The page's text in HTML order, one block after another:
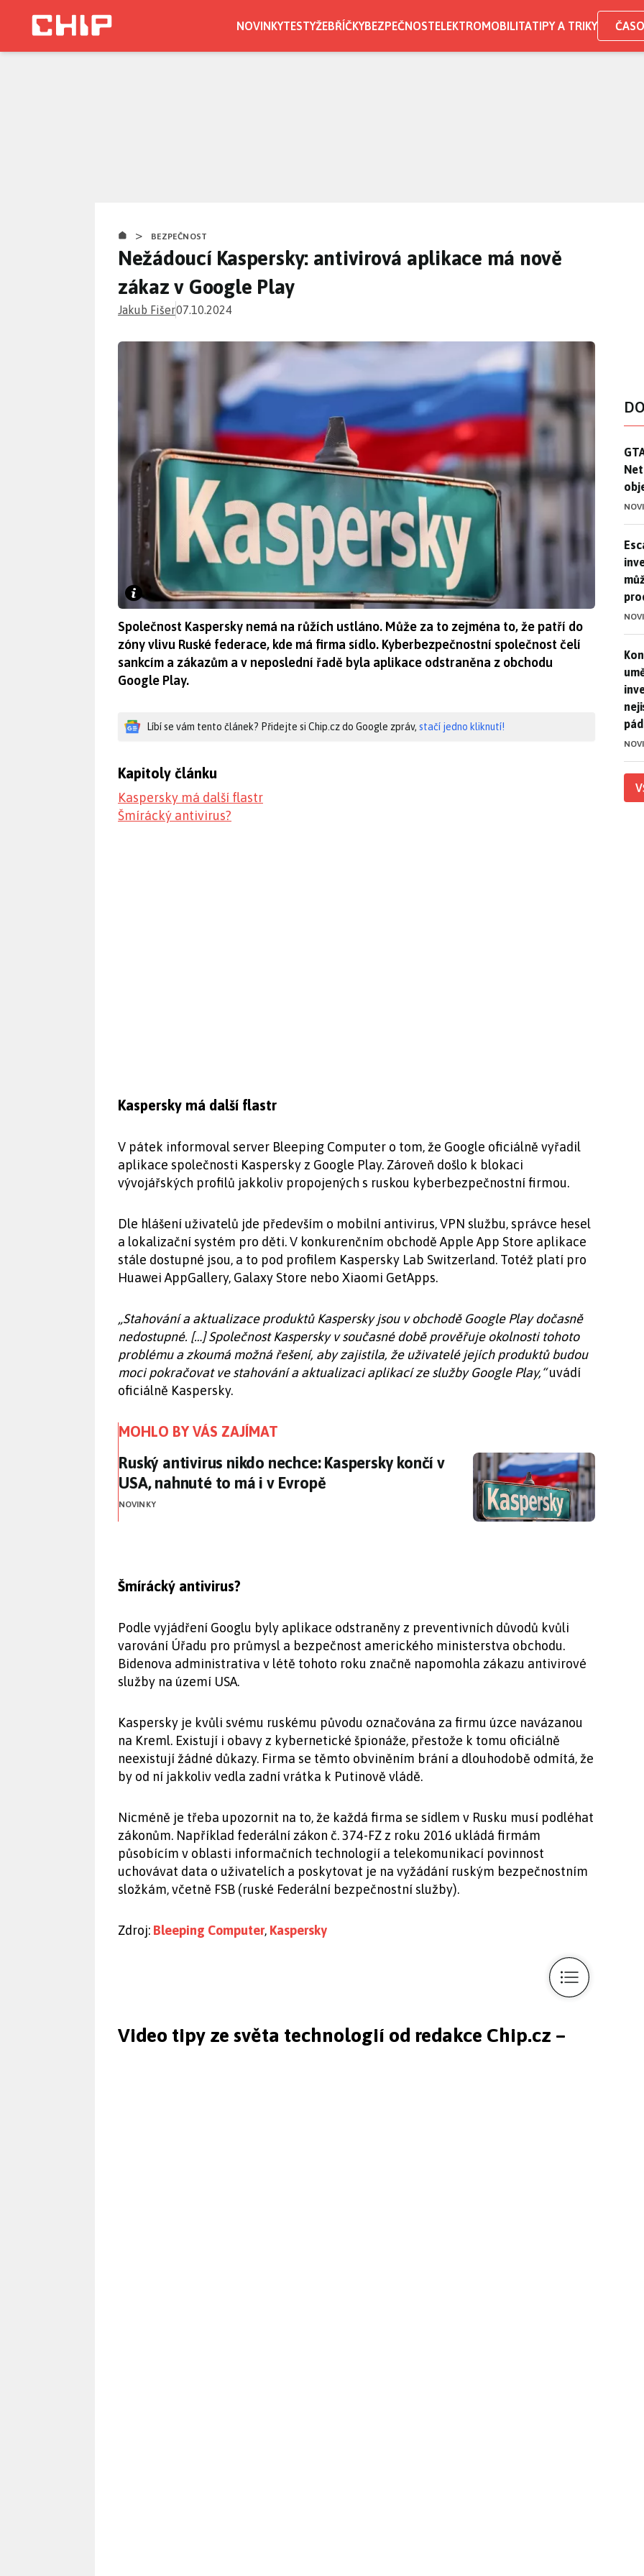
NOVINKYTESTYŽEBŘÍČKYBEZPEČNOSTELEKTROMOBILITATIPY A TRIKY
> BEZPEČNOST
Nežádoucí Kaspersky: antivirová aplikace má nově
zákaz v Google Play
Jakub Fišer07.10.2024
Společnost Kaspersky nemá na růžích ustláno. Může za to zejména to, že patří do
zóny vlivu Ruské federace, kde má firma sídlo. Kyberbezpečnostní společnost čelí
sankcím a zákazům a v neposlední řadě byla aplikace odstraněna z obchodu
Google Play.
Líbí se vám tento článek? Přidejte si Chip.cz do Google zpráv, stačí jedno kliknutí!
Kapitoly článku
Kaspersky má další flastr
Šmírácký antivirus?
Kaspersky má další flastr
V pátek informoval server Bleeping Computer o tom, že Google oficiálně vyřadil
aplikace společnosti Kaspersky z Google Play. Zároveň došlo k blokaci
vývojářských profilů jakkoliv propojených s ruskou kyberbezpečnostní firmou.
Dle hlášení uživatelů jde především o mobilní antivirus, VPN službu, správce hesel
a lokalizační systém pro děti. V konkurenčním obchodě Apple App Store aplikace
stále dostupné jsou, a to pod profilem Kaspersky Lab Switzerland. Totéž platí pro
Huawei AppGallery, Galaxy Store nebo Xiaomi GetApps.
„Stahování a aktualizace produktů Kaspersky jsou v obchodě Google Play dočasně
nedostupné. […] Společnost Kaspersky v současné době prověřuje okolnosti tohoto
problému a zkoumá možná řešení, aby zajistila, že uživatelé jejích produktů budou
moci pokračovat ve stahování a aktualizaci aplikací ze služby Google Play,“uvádí
oficiálně Kaspersky.
MOHLO BY VÁS ZAJÍMAT
Ruský antivirus nikdo nechce: Kaspersky končí v USA, nahnuté to má i v
Ruský antivirus nikdo nechce: Kaspersky končí v
USA, nahnuté to má i v Evropě
NOVINKY
Šmírácký antivirus?
Podle vyjádření Googlu byly aplikace odstraněny z preventivních důvodů kvůli
varování Úřadu pro průmysl a bezpečnost amerického ministerstva obchodu.
Bidenova administrativa v létě tohoto roku značně napomohla zákazu antivirové
služby na území USA.
Kaspersky je kvůli svému ruskému původu označována za firmu úzce navázanou
na Kreml. Existují i obavy z kybernetické špionáže, přestože k tomu oficiálně
neexistují žádné důkazy. Firma se těmto obviněním brání a dlouhodobě odmítá, že
by od ní jakkoliv vedla zadní vrátka k Putinově vládě.
Nicméně je třeba upozornit na to, že každá firma se sídlem v Rusku musí podléhat
zákonům. Například federální zákon č. 374-FZ z roku 2016 ukládá firmám
působícím v oblasti informačních technologií a telekomunikací povinnost
uchovávat data o uživatelích a poskytovat je na vyžádání ruským bezpečnostním
složkám, včetně FSB (ruské Federální bezpečnostní služby).
Zdroj: Bleeping Computer, Kaspersky
Video tipy ze světa technologií od redakce Chip.cz –
pád